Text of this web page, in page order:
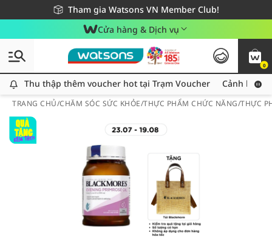
Tham gia Watsons VN Member Club!
Miễn phí giao hàng cho đơn hàng từ 249,000Đ
Giao hàng nhanh 24h - Áp dụng khu vực TP. Hồ Chí Minh
Cửa hàng & Dịch vụ
0
Thu thập thêm voucher hot tại Trạm Voucher
Thu thập thêm voucher hot tại Trạm Voucher Cảnh báo
TRANG CHỦ/CHĂM SÓC SỨC KHỎE/THỰC PHẨM CHỨC NĂNG/THỰC